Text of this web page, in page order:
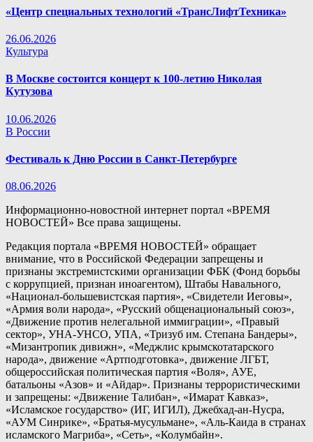
«Центр специальных технологий «ТрансЛифтТехника»
26.06.2026
Культура
В Москве состоится концерт к 100-летию Николая
Кутузова
10.06.2026
В России
Фестиваль к Дню России в Санкт-Петербурге
08.06.2026
Информационно-новостной интернет портал «ВРЕМЯ
НОВОСТЕЙ» Все права защищены.
Редакция портала «ВРЕМЯ НОВОСТЕЙ» обращает
внимание, что в Российской Федерации запрещены и
признаны экстремистскими организации ФБК (Фонд борьбы
с коррупцией, признан иноагентом), Штабы Навального,
«Национал-большевистская партия», «Свидетели Иеговы»,
«Армия воли народа», «Русский общенациональный союз»,
«Движение против нелегальной иммиграции», «Правый
сектор», УНА-УНСО, УПА, «Тризуб им. Степана Бандеры»,
«Мизантропик дивижн», «Меджлис крымскотатарского
народа», движение «Артподготовка», движение ЛГБТ,
общероссийская политическая партия «Воля», АУЕ,
батальоны «Азов» и «Айдар». Признаны террористическими
и запрещены: «Движение Талибан», «Имарат Кавказ»,
«Исламское государство» (ИГ, ИГИЛ), Джебхад-ан-Нусра,
«АУМ Синрике», «Братья-мусульмане», «Аль-Каида в странах
исламского Магриба», «Сеть», «Колумбайн».